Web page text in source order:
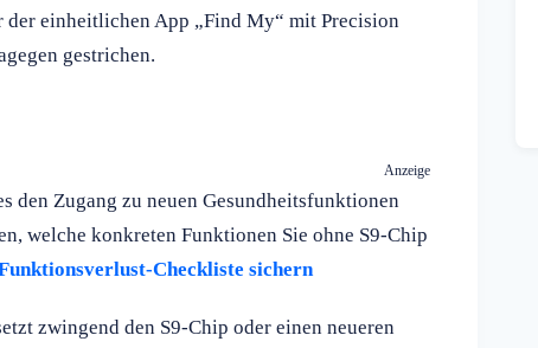
einheitlichen App „Find My“ mit Precision
gestrichen.
Anzeige
den Zugang zu neuen Gesundheitsfunktionen
welche konkreten Funktionen Sie ohne S9-Chip
Checkliste sichern
zwingend den S9-Chip oder einen neueren